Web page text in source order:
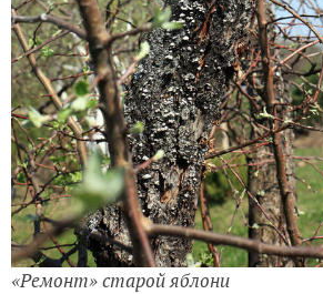
«Ремонт» старой яблони